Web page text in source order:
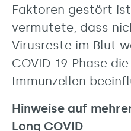
Faktoren gestört
vermutete, dass
Virusreste im Blut
COVID-19 Phase
Immunzellen
Hinweise auf
Long COVID